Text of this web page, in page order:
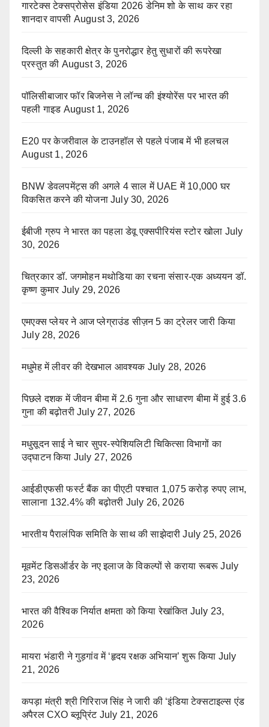
गारटेक्स टेक्सप्रोसेस इंडिया 2026 डेनिम शो के साथ कर रहा
शानदार वापसी August 3, 2026
दिल्ली के सहकारी क्षेत्र के पुनरोद्धार हेतु सुधारों की रूपरेखा
प्रस्तुत की August 3, 2026
पॉलिसीबाजार फॉर बिजनेस ने लॉन्च की इंश्योरेंस पर भारत की
पहली गाइड August 1, 2026
E20 पर केजरीवाल के टाउनहॉल से पहले पंजाब में भी हलचल
August 1, 2026
BNW डेवलपमेंट्स की अगले 4 साल में UAE में 10,000 घर
विकसित करने की योजना July 30, 2026
ईबीजी ग्रुप ने भारत का पहला डेवू एक्सपीरियंस स्टोर खोला July
30, 2026
चित्रकार डॉ. जगमोहन मथोडिया का रचना संसार-एक अध्ययन डॉ.
कृष्ण कुमार July 29, 2026
एमएक्स प्लेयर ने आज प्लेग्राउंड सीज़न 5 का ट्रेलर जारी किया
July 28, 2026
मधुमेह में लीवर की देखभाल आवश्यक July 28, 2026
पिछले दशक में जीवन बीमा में 2.6 गुना और साधारण बीमा में हुई 3.6
गुना की बढ़ोतरी July 27, 2026
मधुसूदन साई ने चार सुपर-स्पेशियलिटी चिकित्सा विभागों का
उद्घाटन किया July 27, 2026
आईडीएफसी फर्स्ट बैंक का पीएटी पश्चात 1,075 करोड़ रुपए लाभ,
सालाना 132.4% की बढ़ोतरी July 26, 2026
भारतीय पैरालंपिक समिति के साथ की साझेदारी July 25, 2026
मूवमेंट डिसऑर्डर के नए इलाज के विकल्पों से कराया रूबरू July
23, 2026
भारत की वैश्विक निर्यात क्षमता को किया रेखांकित July 23,
2026
मायरा भंडारी ने गुड़गांव में ‘हृदय रक्षक अभियान’ शुरू किया July
21, 2026
कपड़ा मंत्री श्री गिरिराज सिंह ने जारी की ‘इंडिया टेक्सटाइल्स एंड
अपैरल CXO ब्लूप्रिंट July 21, 2026